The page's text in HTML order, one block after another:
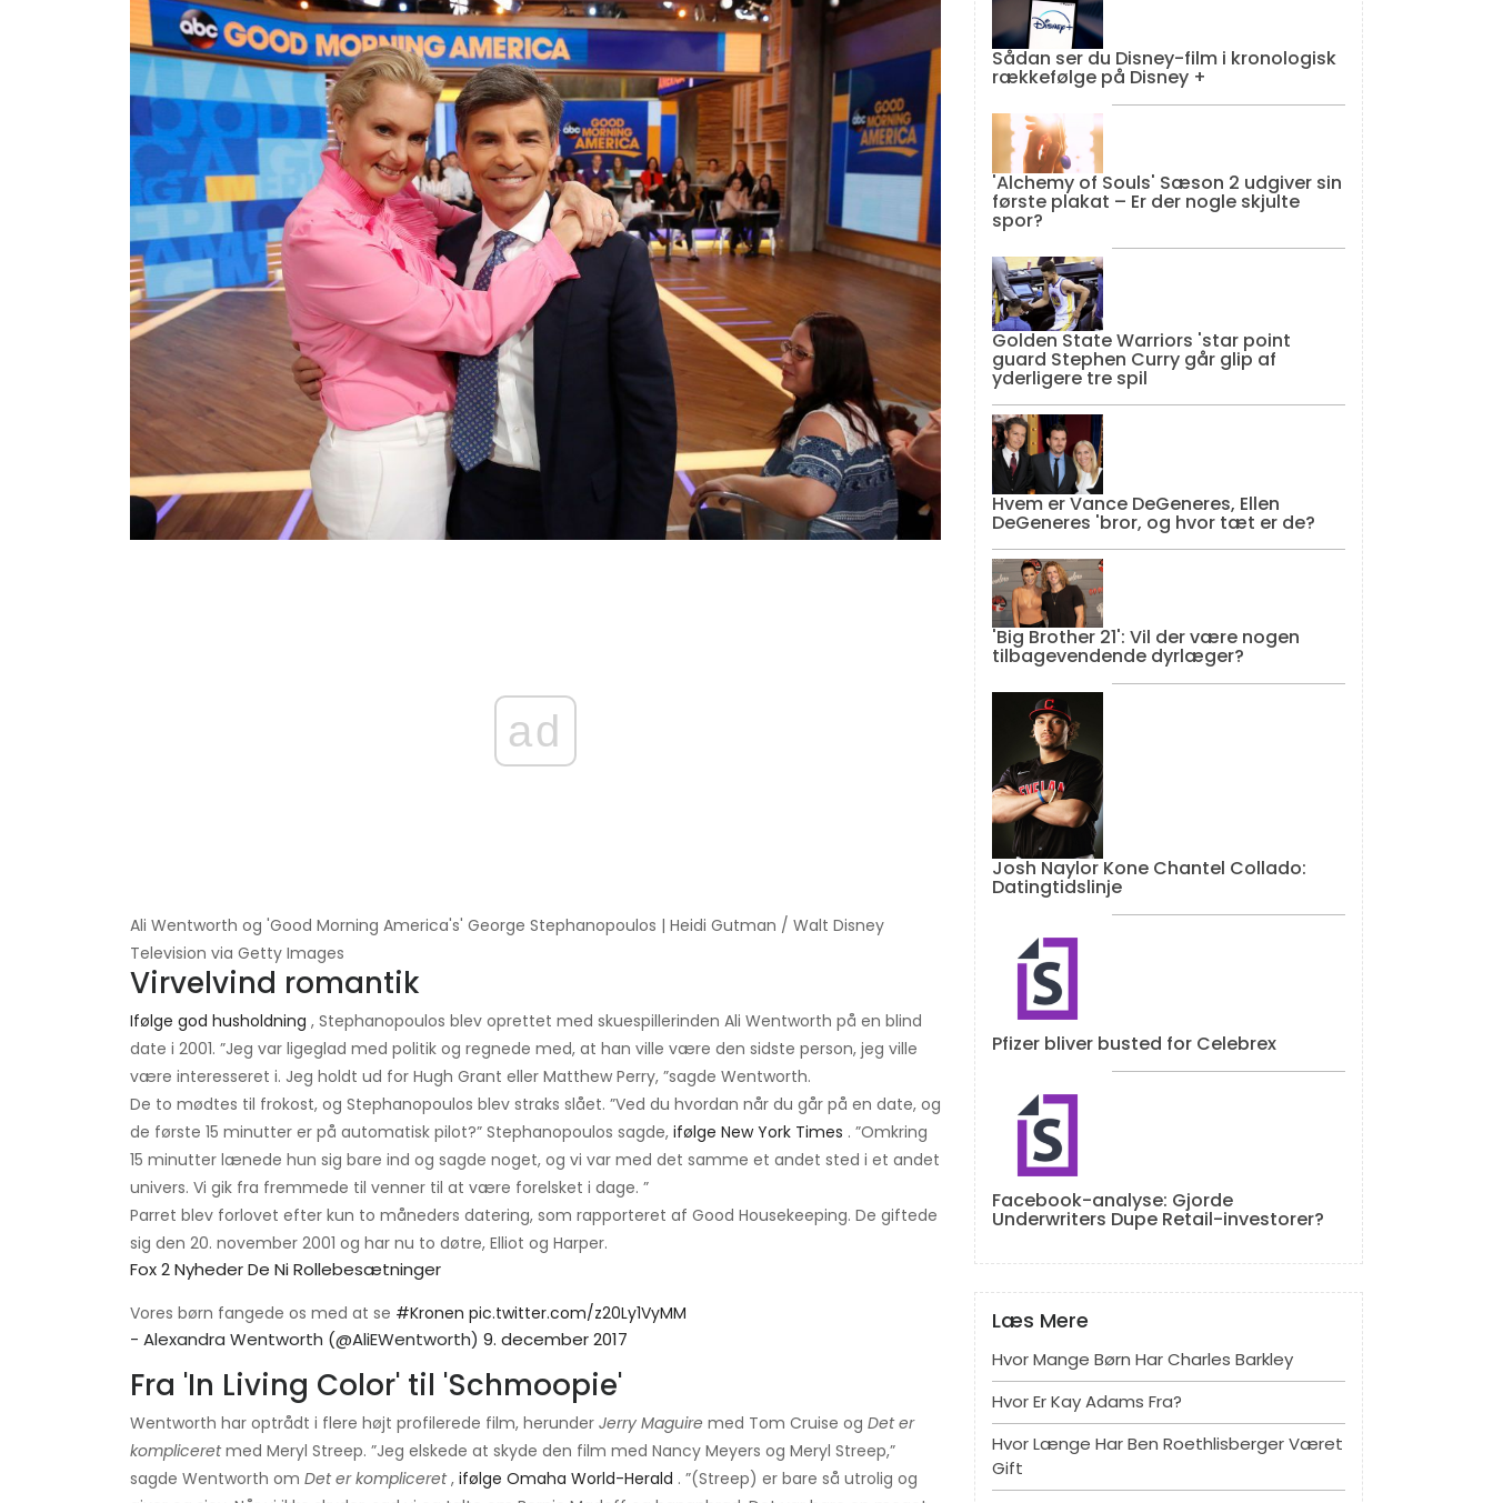
ad
Ali Wentworth og 'Good Morning America's' George Stephanopoulos | Heidi Gutman / Walt Disney
Television via Getty Images
Virvelvind romantik
Ifølge god husholdning , Stephanopoulos blev oprettet med skuespillerinden Ali Wentworth på en blind
date i 2001. ”Jeg var ligeglad med politik og regnede med, at han ville være den sidste person, jeg ville
være interesseret i. Jeg holdt ud for Hugh Grant eller Matthew Perry, ”sagde Wentworth.
De to mødtes til frokost, og Stephanopoulos blev straks slået. ”Ved du hvordan når du går på en date, og
de første 15 minutter er på automatisk pilot?” Stephanopoulos sagde, ifølge New York Times . ”Omkring
15 minutter lænede hun sig bare ind og sagde noget, og vi var med det samme et andet sted i et andet
univers. Vi gik fra fremmede til venner til at være forelsket i dage. ”
Parret blev forlovet efter kun to måneders datering, som rapporteret af Good Housekeeping. De giftede
sig den 20. november 2001 og har nu to døtre, Elliot og Harper.
Fox 2 Nyheder De Ni Rollebesætninger
Vores børn fangede os med at se #Kronen pic.twitter.com/z20Ly1VyMM
- Alexandra Wentworth (@AliEWentworth) 9. december 2017
Fra 'In Living Color' til 'Schmoopie'
Wentworth har optrådt i flere højt profilerede film, herunder Jerry Maguire med Tom Cruise og Det er
kompliceretmed Meryl Streep. ”Jeg elskede at skyde den film med Nancy Meyers og Meryl Streep,”
sagde Wentworth om Det er kompliceret, ifølge Omaha World-Herald . ”(Streep) er bare så utrolig og
Sådan ser du Disney-film i kronologisk
rækkefølge på Disney +
'Alchemy of Souls' Sæson 2 udgiver sin
første plakat – Er der nogle skjulte
spor?
Golden State Warriors 'star point
guard Stephen Curry går glip af
yderligere tre spil
Hvem er Vance DeGeneres, Ellen
DeGeneres 'bror, og hvor tæt er de?
'Big Brother 21': Vil der være nogen
tilbagevendende dyrlæger?
Josh Naylor Kone Chantel Collado:
Datingtidslinje
Pfizer bliver busted for Celebrex
Facebook-analyse: Gjorde
Underwriters Dupe Retail-investorer?
Læs Mere
Hvor Mange Børn Har Charles Barkley
Hvor Er Kay Adams Fra?
Hvor Længe Har Ben Roethlisberger Været
Gift